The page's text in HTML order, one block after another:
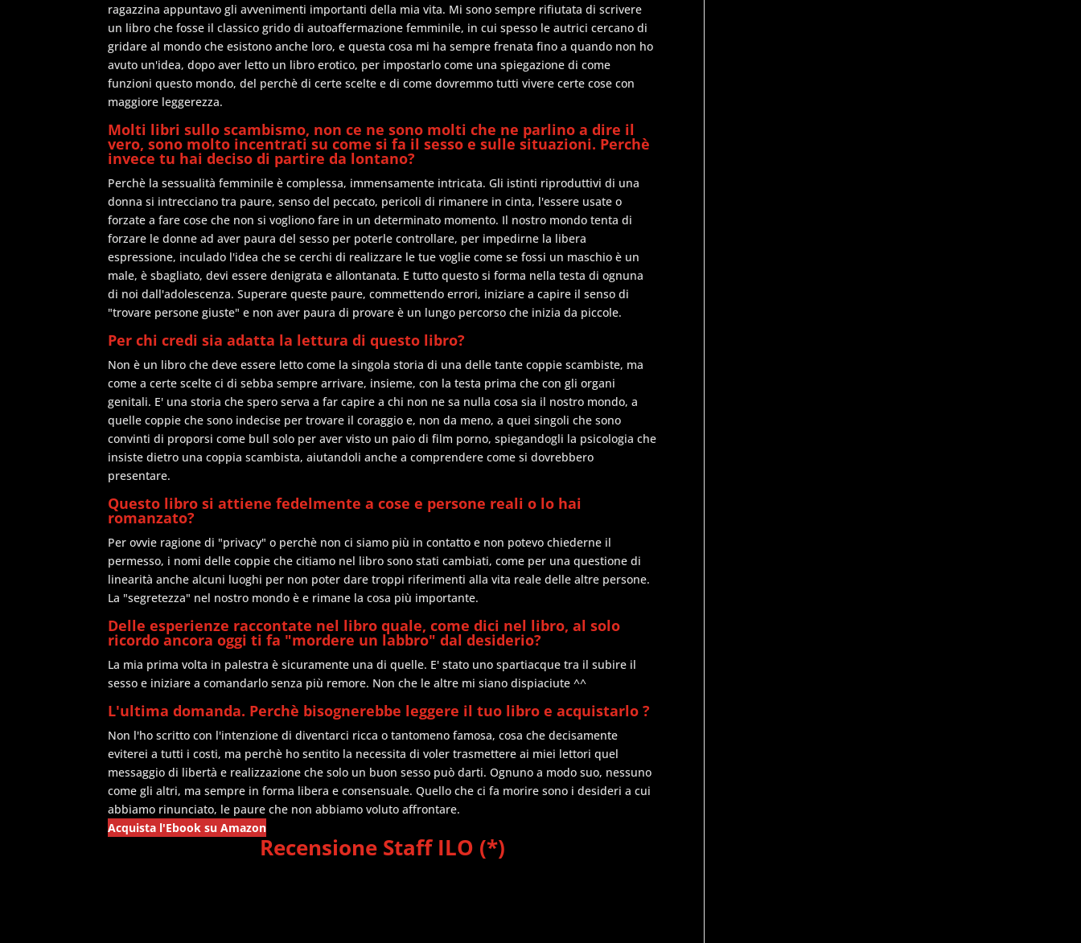
ragazzina appuntavo gli avvenimenti importanti della mia vita. Mi sono sempre rifiutata di scrivere
un libro che fosse il classico grido di autoaffermazione femminile, in cui spesso le autrici cercano di
gridare al mondo che esistono anche loro, e questa cosa mi ha sempre frenata fino a quando non ho
avuto un'idea, dopo aver letto un libro erotico, per impostarlo come una spiegazione di come
funzioni questo mondo, del perchè di certe scelte e di come dovremmo tutti vivere certe cose con
maggiore leggerezza.
Molti libri sullo scambismo, non ce ne sono molti che ne parlino a dire il
vero, sono molto incentrati su come si fa il sesso e sulle situazioni. Perchè
invece tu hai deciso di partire da lontano?
Perchè la sessualità femminile è complessa, immensamente intricata. Gli istinti riproduttivi di una
donna si intrecciano tra paure, senso del peccato, pericoli di rimanere in cinta, l'essere usate o
forzate a fare cose che non si vogliono fare in un determinato momento. Il nostro mondo tenta di
forzare le donne ad aver paura del sesso per poterle controllare, per impedirne la libera
espressione, inculado l'idea che se cerchi di realizzare le tue voglie come se fossi un maschio è un
male, è sbagliato, devi essere denigrata e allontanata. E tutto questo si forma nella testa di ognuna
di noi dall'adolescenza. Superare queste paure, commettendo errori, iniziare a capire il senso di
"trovare persone giuste" e non aver paura di provare è un lungo percorso che inizia da piccole.
Per chi credi sia adatta la lettura di questo libro?
Non è un libro che deve essere letto come la singola storia di una delle tante coppie scambiste, ma
come a certe scelte ci di sebba sempre arrivare, insieme, con la testa prima che con gli organi
genitali. E' una storia che spero serva a far capire a chi non ne sa nulla cosa sia il nostro mondo, a
quelle coppie che sono indecise per trovare il coraggio e, non da meno, a quei singoli che sono
convinti di proporsi come bull solo per aver visto un paio di film porno, spiegandogli la psicologia che
insiste dietro una coppia scambista, aiutandoli anche a comprendere come si dovrebbero
presentare.
Questo libro si attiene fedelmente a cose e persone reali o lo hai
romanzato?
Per ovvie ragione di "privacy" o perchè non ci siamo più in contatto e non potevo chiederne il
permesso, i nomi delle coppie che citiamo nel libro sono stati cambiati, come per una questione di
linearità anche alcuni luoghi per non poter dare troppi riferimenti alla vita reale delle altre persone.
La "segretezza" nel nostro mondo è e rimane la cosa più importante.
Delle esperienze raccontate nel libro quale, come dici nel libro, al solo
ricordo ancora oggi ti fa "mordere un labbro" dal desiderio?
La mia prima volta in palestra è sicuramente una di quelle. E' stato uno spartiacque tra il subire il
sesso e iniziare a comandarlo senza più remore. Non che le altre mi siano dispiaciute ^^
L'ultima domanda. Perchè bisognerebbe leggere il tuo libro e acquistarlo ?
Non l'ho scritto con l'intenzione di diventarci ricca o tantomeno famosa, cosa che decisamente
eviterei a tutti i costi, ma perchè ho sentito la necessita di voler trasmettere ai miei lettori quel
messaggio di libertà e realizzazione che solo un buon sesso può darti. Ognuno a modo suo, nessuno
come gli altri, ma sempre in forma libera e consensuale. Quello che ci fa morire sono i desideri a cui
abbiamo rinunciato, le paure che non abbiamo voluto affrontare.
Acquista l'Ebook su Amazon
Recensione Staff ILO (*)